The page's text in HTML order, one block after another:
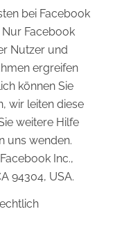
bei Facebook
Facebook
Nutzer und
ergreifen
können Sie
wir leiten diese
weitere Hilfe
uns wenden.
Inc.,
94304, USA.